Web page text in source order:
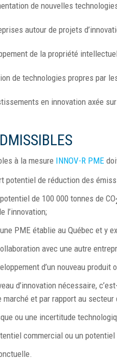
de nouvelles
autour de projets
de la propriété
de technologies propres par
en innovation axée
à la mesure INNOV-R PME
potentiel de réduction des
de 100 000 tonnes de CO
l’innovation;
PME établie au Québec et y
avec une autre
d’un nouveau produit
d’innovation nécessaire,
et par rapport au
ou une incertitude
commercial ou un